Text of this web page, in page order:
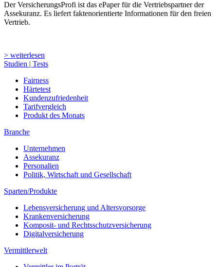
Der VersicherungsProfi ist das ePaper für die Vertriebspartner der
Assekuranz. Es liefert faktenorientierte Informationen für den freien
Vertrieb.
> weiterlesen
Studien | Tests
Fairness
Härtetest
Kundenzufriedenheit
Tarifvergleich
Produkt des Monats
Branche
Unternehmen
Assekuranz
Personalien
Politik, Wirtschaft und Gesellschaft
Sparten/Produkte
Lebensversicherung und Altersvorsorge
Krankenversicherung
Komposit- und Rechtsschutzversicherung
Digitalversicherung
Vermittlerwelt